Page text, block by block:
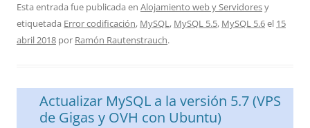
Esta entrada fue publicada en Alojamiento web y Servidoresy
etiquetada Error codificación, MySQL, MySQL 5.5, MySQL 5.6el 15
abril 2018 por Ramón Rautenstrauch.
Actualizar MySQL a la versión 5.7 (VPS
de Gigas y OVH con Ubuntu)